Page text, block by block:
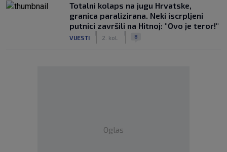
Totalni kolaps na jugu Hrvatske,
granica paralizirana. Neki iscrpljeni
putnici završili na Hitnoj: "Ovo je teror!"
VIJESTI 2. kol. 8
Oglas